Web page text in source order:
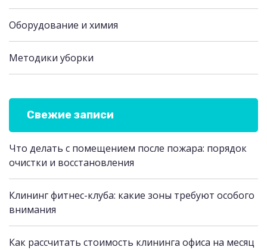
Оборудование и химия
Методики уборки
Свежие записи
Что делать с помещением после пожара: порядок
очистки и восстановления
Клининг фитнес-клуба: какие зоны требуют особого
внимания
Как рассчитать стоимость клининга офиса на месяц